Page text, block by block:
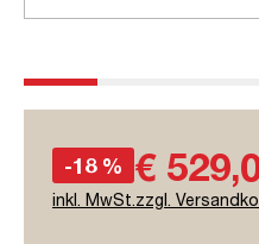
-18 % €
inkl. MwSt.zzgl.